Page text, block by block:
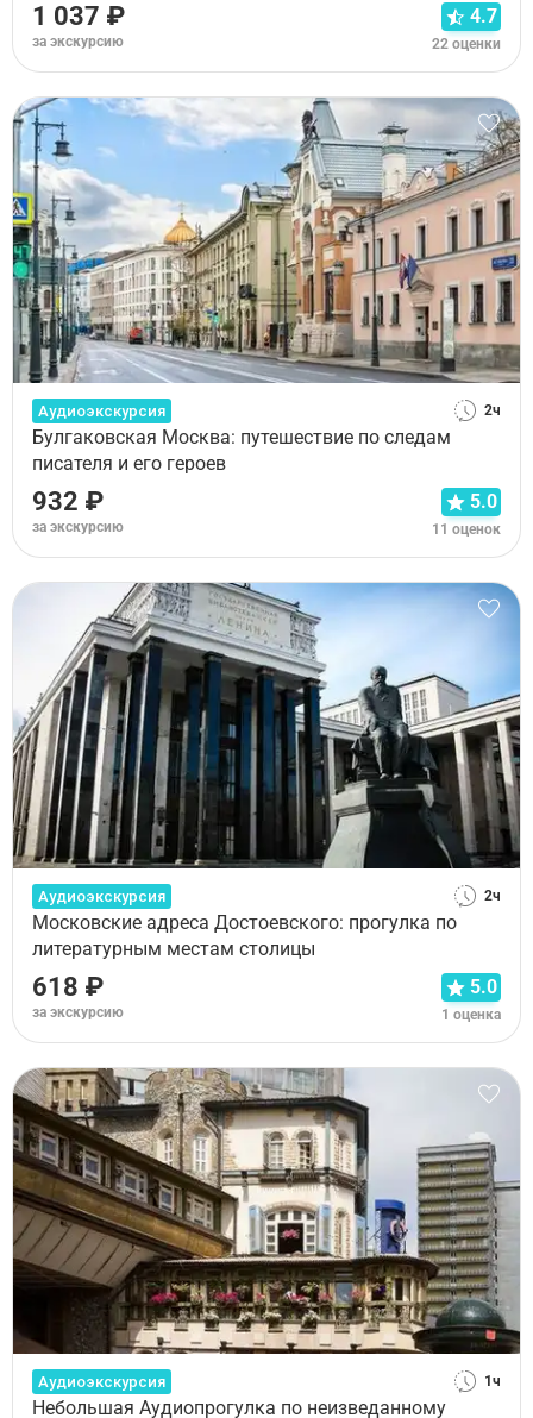
1 037 ₽
за экскурсию
4.7
22 оценки
Аудиоэкскурсия 2ч
Булгаковская Москва: путешествие по следам
писателя и его героев
932 ₽
за экскурсию
5.0
11 оценок
Аудиоэкскурсия 2ч
Московские адреса Достоевского: прогулка по
литературным местам столицы
618 ₽
за экскурсию
5.0
1 оценка
Аудиоэкскурсия 1ч
Небольшая Аудиопрогулка по неизведанному